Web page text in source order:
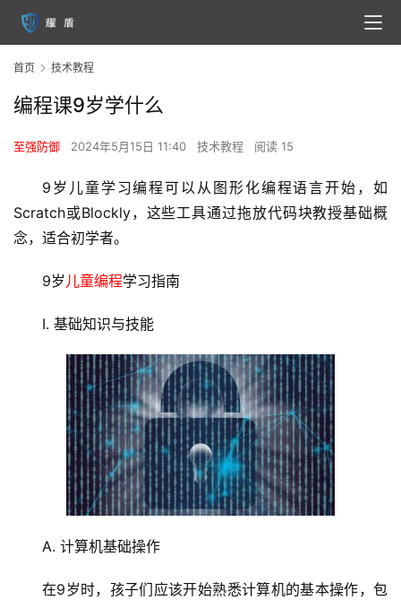
首页 技术教程
编程课9岁学什么
至强防御 2024年5月15日 11:40 技术教程 阅读 15
9岁儿童学习编程可以从图形化编程语言开始，如
Scratch或Blockly，这些工具通过拖放代码块教授基础概
念，适合初学者。
9岁 儿童编程学习指南
I. 基础知识与技能
A. 计算机基础操作
在9岁时，孩子们应该开始熟悉计算机的基本操作，包